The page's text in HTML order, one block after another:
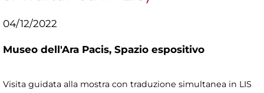
04/12/2022
Museo dell'Ara Pacis, Spazio espositivo
Visita guidata alla mostra con traduzione simultanea in LIS